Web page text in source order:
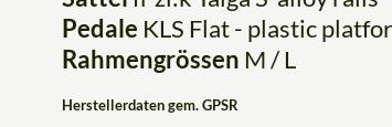
Pedale KLS Flat - plastic
Rahmengrössen M / L
Herstellerdaten gem. GPSR